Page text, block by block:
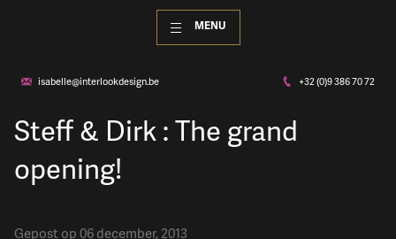
MENU
isabelle@interlookdesign.be +32 (0)9 386 70 72
Steff & Dirk : The grand
opening!
Gepost op 06 december, 2013